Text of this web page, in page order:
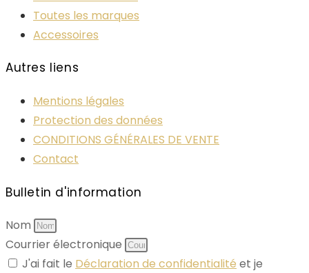
Toutes les marques
Accessoires
Autres liens
Mentions légales
Protection des données
CONDITIONS GÉNÉRALES DE VENTE
Contact
Bulletin d'information
Nom
Courrier électronique
J'ai fait le Déclaration de confidentialité et je